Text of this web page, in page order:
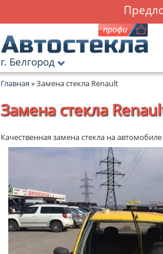
г. Белгород
Главная »Замена стекла Renault
Замена стекла
Качественная замена стекла на